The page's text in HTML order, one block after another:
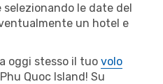
le date del
un hotel e
oggi stesso il tuo volo
Quoc Island! Su